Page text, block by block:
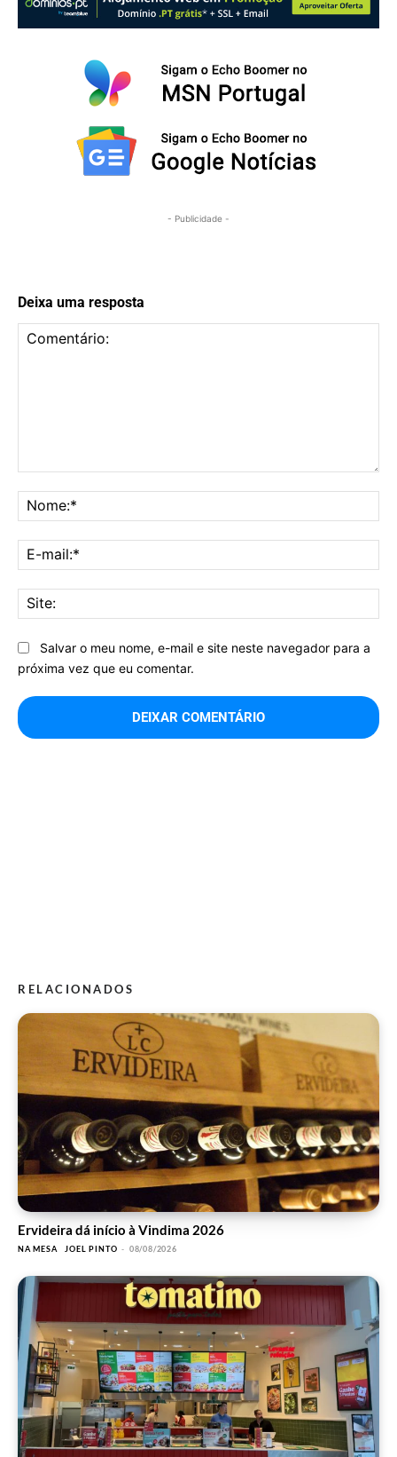
- Publicidade -
Deixa uma resposta
Salvar o meu nome, e-mail e site neste navegador para a
próxima vez que eu comentar.
RELACIONADOS
Ervideira dá início à Vindima 2026
NA MESA JOEL PINTO - 08/08/2026